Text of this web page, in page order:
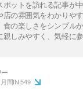
ポットを訪れる記事が
店の雰囲気をわかりや
食の楽しさをシンプル
親しみやすく、気軽に
月間IN:549